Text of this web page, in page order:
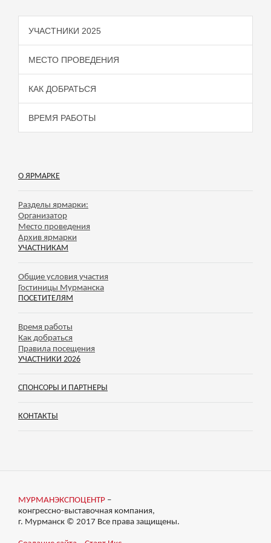
УЧАСТНИКИ 2025
МЕСТО ПРОВЕДЕНИЯ
КАК ДОБРАТЬСЯ
ВРЕМЯ РАБОТЫ
О ЯРМАРКЕ
Разделы ярмарки:
Организатор
Место проведения
Архив ярмарки
УЧАСТНИКАМ
Общие условия участия
Гостиницы Мурманска
ПОСЕТИТЕЛЯМ
Время работы
Как добраться
Правила посещения
УЧАСТНИКИ 2026
СПОНСОРЫ И ПАРТНЕРЫ
КОНТАКТЫ
МУРМАНЭКСПОЦЕНТР –
конгрессно-выставочная компания,
г. Мурманск © 2017 Все права защищены.